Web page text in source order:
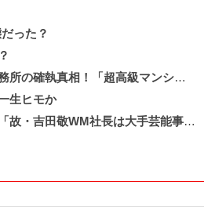
った？
！「超高級マンションまであてがったのに……」
生ヒモか
WM社長は大手芸能事務所・研音に潰された!?」